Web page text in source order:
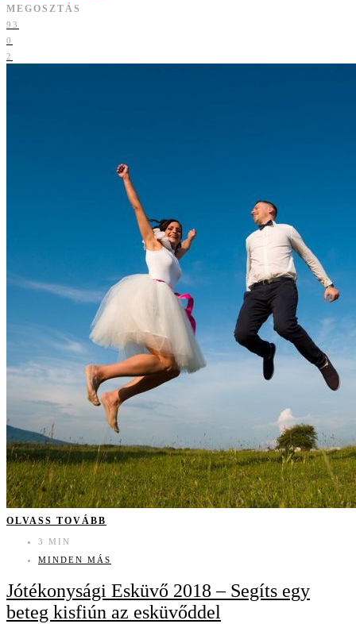
MEGOSZTÁS
93
0
2
OLVASS TOVÁBB
3 MIN
MINDEN MÁS
Jótékonysági Esküvő 2018 – Segíts egy
beteg kisfiún az esküvőddel